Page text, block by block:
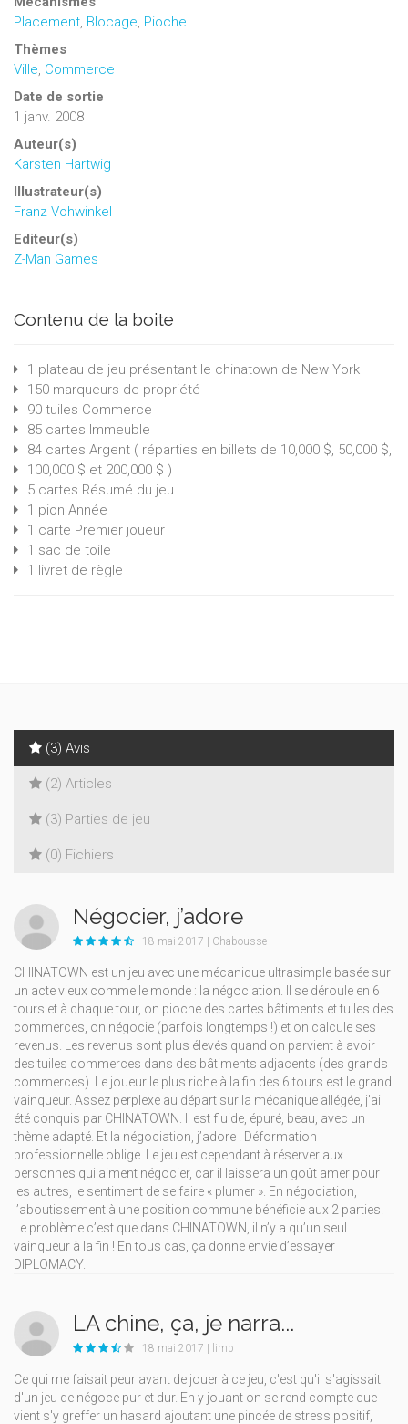
Placement, Blocage, Pioche
Thèmes
Ville, Commerce
Date de sortie
1 janv. 2008
Auteur(s)
Karsten Hartwig
Illustrateur(s)
Franz Vohwinkel
Editeur(s)
Z-Man Games
Contenu de la boite
1 plateau de jeu présentant le chinatown de New York
150 marqueurs de propriété
90 tuiles Commerce
85 cartes Immeuble
84 cartes Argent ( réparties en billets de 10,000 $, 50,000 $,
100,000 $ et 200,000 $ )
5 cartes Résumé du jeu
1 pion Année
1 carte Premier joueur
1 sac de toile
1 livret de règle
(3) Avis
(2) Articles
(3) Parties de jeu
(0) Fichiers
Négocier, j’adore
| 18 mai 2017 | Chabousse
CHINATOWN est un jeu avec une mécanique ultrasimple basée sur
un acte vieux comme le monde : la négociation. Il se déroule en 6
tours et à chaque tour, on pioche des cartes bâtiments et tuiles des
commerces, on négocie (parfois longtemps !) et on calcule ses
revenus. Les revenus sont plus élevés quand on parvient à avoir
des tuiles commerces dans des bâtiments adjacents (des grands
commerces). Le joueur le plus riche à la fin des 6 tours est le grand
vainqueur. Assez perplexe au départ sur la mécanique allégée, j’ai
été conquis par CHINATOWN. Il est fluide, épuré, beau, avec un
thème adapté. Et la négociation, j’adore ! Déformation
professionnelle oblige. Le jeu est cependant à réserver aux
personnes qui aiment négocier, car il laissera un goût amer pour
les autres, le sentiment de se faire « plumer ». En négociation,
l’aboutissement à une position commune bénéficie aux 2 parties.
Le problème c’est que dans CHINATOWN, il n’y a qu’un seul
vainqueur à la fin ! En tous cas, ça donne envie d’essayer
DIPLOMACY.
LA chine, ça, je narra...
| 18 mai 2017 | limp
Ce qui me faisait peur avant de jouer à ce jeu, c'est qu'il s'agissait
d'un jeu de négoce pur et dur. En y jouant on se rend compte que
vient s'y greffer un hasard ajoutant une pincée de stress positif,